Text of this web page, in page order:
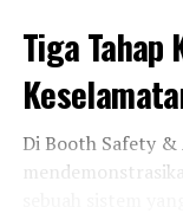
Tiga Tahap
Di Booth Safety &